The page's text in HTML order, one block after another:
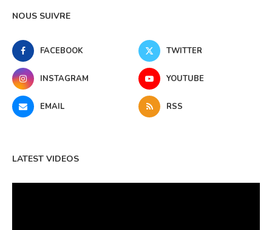
NOUS SUIVRE
FACEBOOK TWITTER
INSTAGRAM YOUTUBE
EMAIL RSS
LATEST VIDEOS